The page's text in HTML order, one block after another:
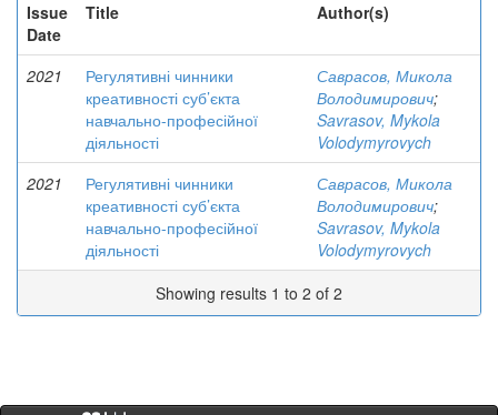
Issue
Date
Title Author(s)
2021
Регулятивні чинники
креативності суб’єкта
навчально-професійної
діяльності
Саврасов, Микола
Володимирович;
Savrasov, Mykola
Volodymyrovych
2021
Регулятивні чинники
креативності суб’єкта
навчально-професійної
діяльності
Саврасов, Микола
Володимирович;
Savrasov, Mykola
Volodymyrovych
Showing results 1 to 2 of 2